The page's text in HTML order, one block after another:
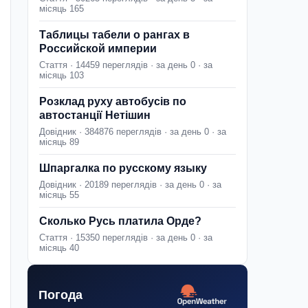
місяць 165
Таблицы табели о рангах в
Российской империи
Стаття · 14459 переглядів · за день 0 · за
місяць 103
Розклад руху автобусів по
автостанції Нетішин
Довідник · 384876 переглядів · за день 0 · за
місяць 89
Шпаргалка по русскому языку
Довідник · 20189 переглядів · за день 0 · за
місяць 55
Сколько Русь платила Орде?
Стаття · 15350 переглядів · за день 0 · за
місяць 40
Погода